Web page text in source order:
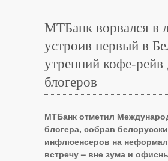
МТБанк ворвался в
устроив первый в
утренний кофе-рейв
блогеров
МТБанк отметил
блогера, собрав
инфлюенсеров на
встречу – вне зума и